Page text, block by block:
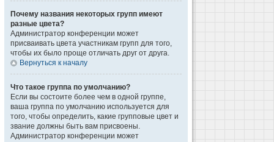
Почему названия некоторых групп имеют
разные цвета?
Администратор конференции может
присваивать цвета участникам групп для того,
чтобы их было проще отличать друг от друга.
Вернуться к началу
Что такое группа по умолчанию?
Если вы состоите более чем в одной группе,
ваша группа по умолчанию используется для
того, чтобы определить, какие групповые цвет и
звание должны быть вам присвоены.
Администратор конференции может